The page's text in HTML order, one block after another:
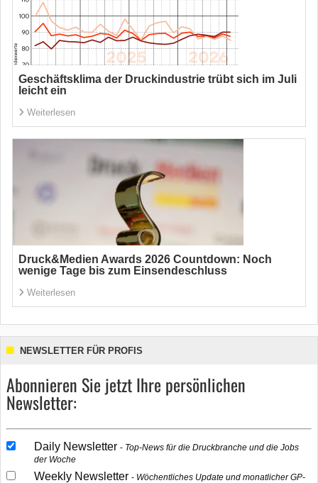
Geschäftsklima der Druckindustrie trübt sich im Juli
leicht ein
Weiterlesen
Druck&Medien Awards 2026 Countdown: Noch
wenige Tage bis zum Einsendeschluss
Weiterlesen
NEWSLETTER FÜR PROFIS
Abonnieren Sie jetzt Ihre persönlichen
Newsletter:
Daily Newsletter
Top-News für die Druckbranche und die Jobs
der Woche
Weekly Newsletter
Wöchentliches Update und monatlicher GP-